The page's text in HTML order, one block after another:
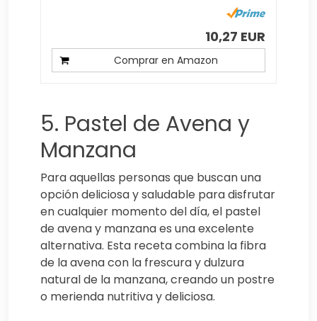
10,27 EUR
Comprar en Amazon
5. Pastel de Avena y
Manzana
Para aquellas personas que buscan una
opción deliciosa y saludable para disfrutar
en cualquier momento del día, el pastel
de avena y manzana es una excelente
alternativa. Esta receta combina la fibra
de la avena con la frescura y dulzura
natural de la manzana, creando un postre
o merienda nutritiva y deliciosa.